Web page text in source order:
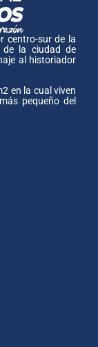
centro-sur de la
de la ciudad de
al historiador
en la cual viven
pequeño del